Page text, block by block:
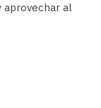
aprovechar al